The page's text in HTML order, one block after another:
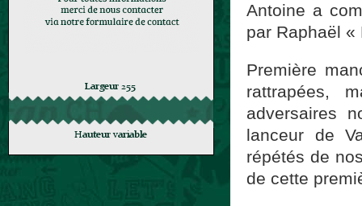
Antoine a
par Raphaël «
Première
rattrapées,
adversaires
lanceur de
répétés de
de cette